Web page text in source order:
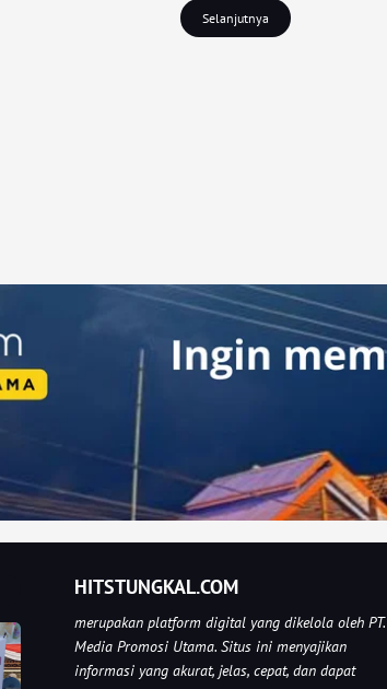
Selanjutnya
HITSTUNGKAL.COM
merupakan platform digital yang dikelola oleh PT.
Media Promosi Utama. Situs ini menyajikan
informasi yang akurat, jelas, cepat, dan dapat